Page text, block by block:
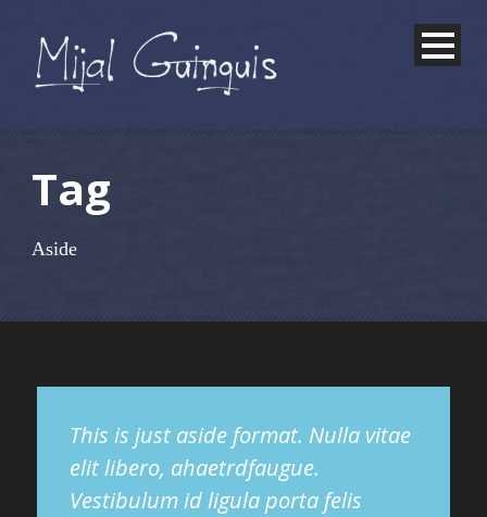
Tag
Aside
This is just aside format. Nulla vitae
elit libero, ahaetrdfaugue.
Vestibulum id ligula porta felis